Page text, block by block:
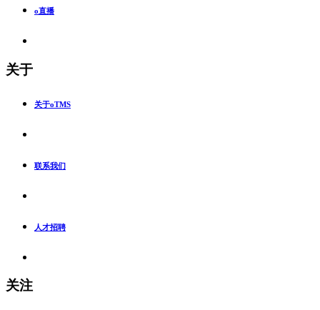
o直播
关于
关于oTMS
联系我们
人才招聘
关注